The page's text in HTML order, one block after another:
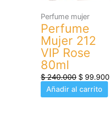
Perfume mujer
Perfume
Mujer 212
VIP Rose
80ml
$240.000 $ 99.900
Añadir al carrito